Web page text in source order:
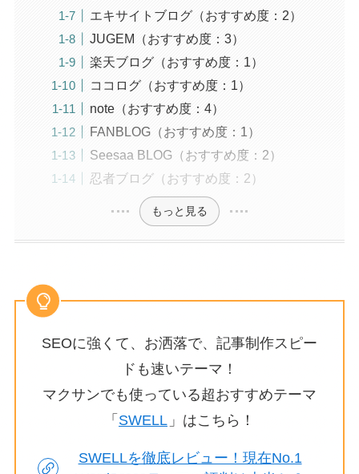
エキサイトブログ（おすすめ度：2）
JUGEM（おすすめ度：3）
楽天ブログ（おすすめ度：1）
ココログ（おすすめ度：1）
note（おすすめ度：4）
FANBLOG（おすすめ度：1）
Seesaa BLOG（おすすめ度：2）
忍者ブログ（おすすめ度：2）
もっと見る
SEOに強くて、お洒落で、記事制作スピー
ドも速いテーマ！
マクサンでも使っている超おすすめテーマ
「 SWELL 」はこちら！
SWELLを徹底レビュー！現在No.1